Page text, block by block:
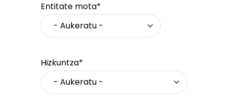
Entitate mota*
Hizkuntza*